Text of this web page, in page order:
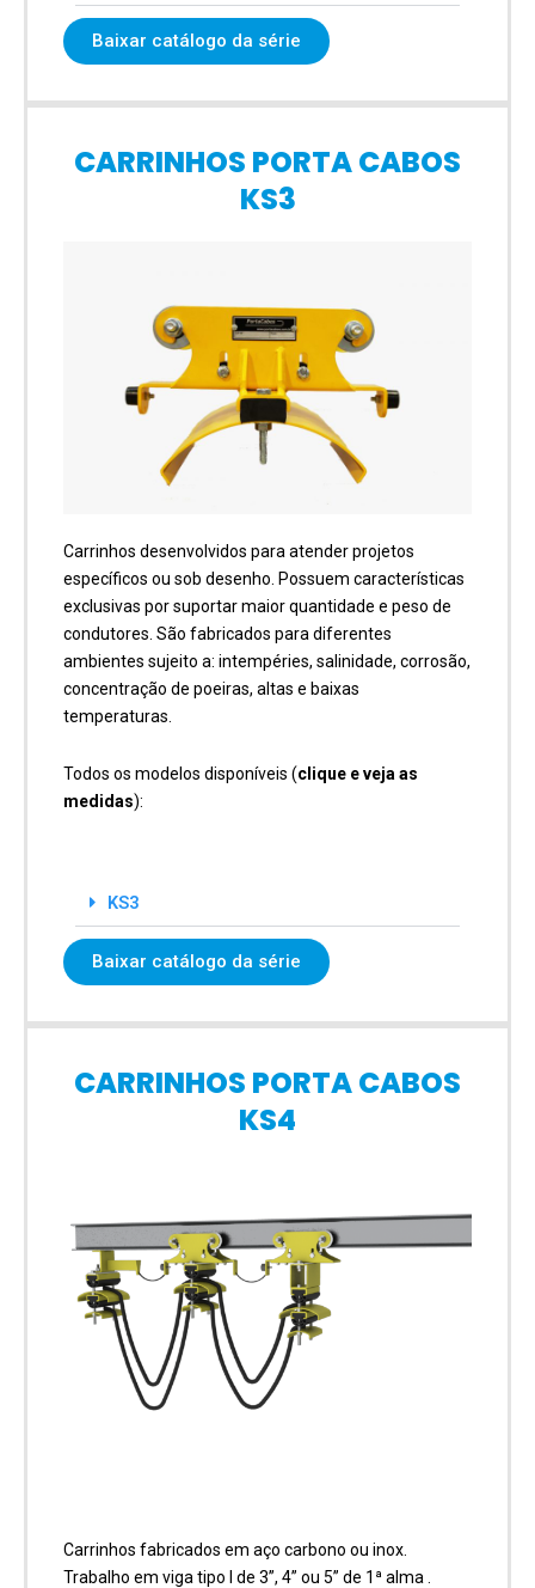
Baixar catálogo da série
CARRINHOS PORTA CABOS
KS3
Carrinhos desenvolvidos para atender projetos
específicos ou sob desenho. Possuem características
exclusivas por suportar maior quantidade e peso de
condutores. São fabricados para diferentes
ambientes sujeito a: intempéries, salinidade, corrosão,
concentração de poeiras, altas e baixas
temperaturas.
Todos os modelos disponíveis (clique e veja as
medidas):
KS3
Baixar catálogo da série
CARRINHOS PORTA CABOS
KS4
Carrinhos fabricados em aço carbono ou inox.
Trabalho em viga tipo I de 3”, 4” ou 5” de 1ª alma .